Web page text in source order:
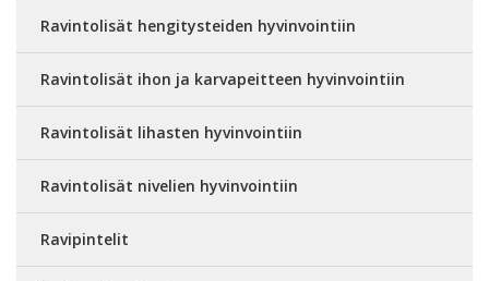
Ravintolisät hengitysteiden hyvinvointiin
Ravintolisät ihon ja karvapeitteen hyvinvointiin
Ravintolisät lihasten hyvinvointiin
Ravintolisät nivelien hyvinvointiin
Ravipintelit